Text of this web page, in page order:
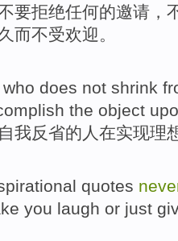
要拒绝任何的邀请 ，
而不受欢迎。
does not shrink
the object
我反省的 人 在实现理
quotes
you laugh or just